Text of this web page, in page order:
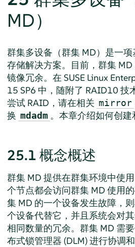
MD）
群集多设备（群集 MD）是一
存储解决方案。目前，群集
镜像冗余。在 SUSE Linux
15 SP6 中，随附了 RAID10 技
尝试 RAID，请在相关 mirror
换 mdadm 。本章介绍如何创建
25.1 概念概述
群集 MD 提供在群集环境中使
个节点都会访问群集 MD 使用
集 MD 的一个设备发生故障，
个设备代替它，并且系统会对
相同数量的冗余。群集 MD 需
布式锁管理器 (DLM) 进行协调和